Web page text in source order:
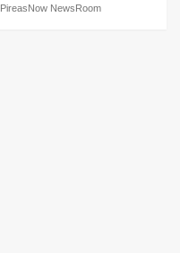
PireasNow NewsRoom